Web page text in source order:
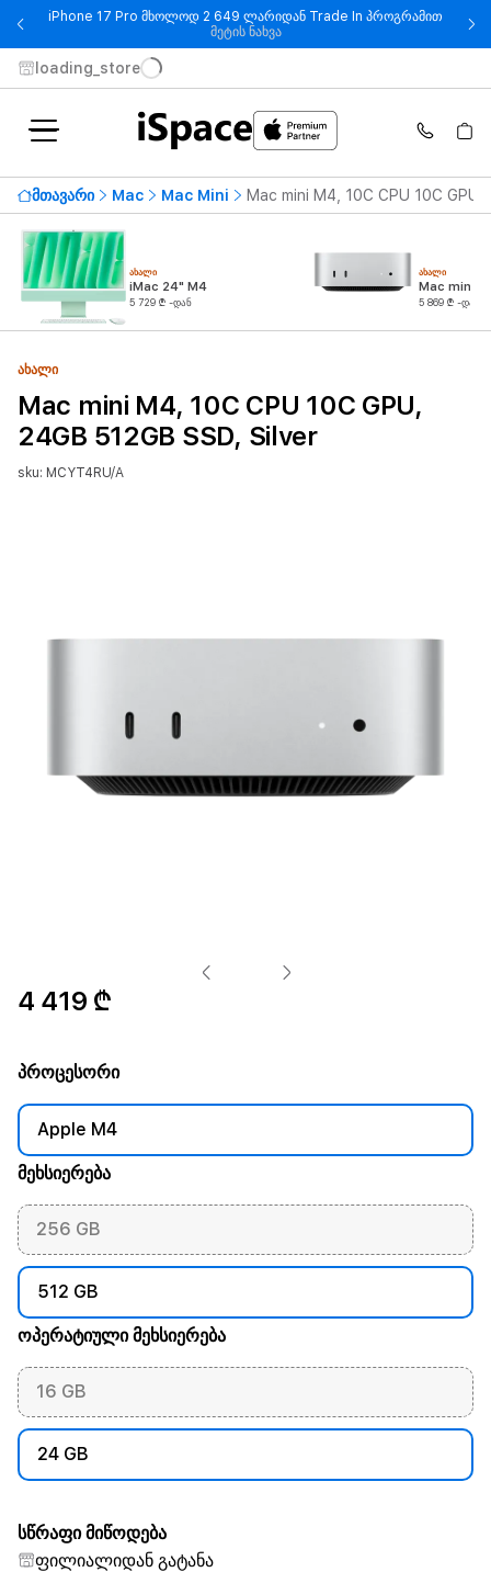
iPhone 17 Pro მხოლოდ 2 649 ლარიდან Trade In პროგრამით
მეტის ნახვა- iPhone 17 Pro მხოლოდ 2 649
loading_store
მთავარი Mac Mac Mini Mac mini M4, 10C CPU 10C GPU,
ᲐᲮᲐᲚᲘ
iMac 24" M4
5 729 ₾ -დან
ᲐᲮᲐᲚᲘ
Mac mini
5 869 ₾ -დან
ᲐᲮᲐᲚᲘ
Mac mini M4, 10C CPU 10C GPU,
24GB 512GB SSD, Silver
sku: MCYT4RU/A
4 419 ₾
პროცესორი
Apple M4
მეხსიერება
256 GB
512 GB
ოპერატიული მეხსიერება
16 GB
24 GB
სწრაფი მიწოდება
ფილიალიდან გატანა